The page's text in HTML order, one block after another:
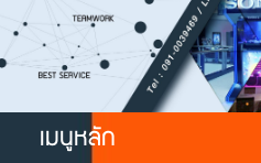
เมนูหลัก